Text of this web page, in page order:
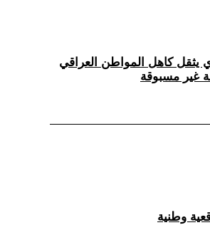
يثقل كاهل المواطن العراقي
غير مسبوقة